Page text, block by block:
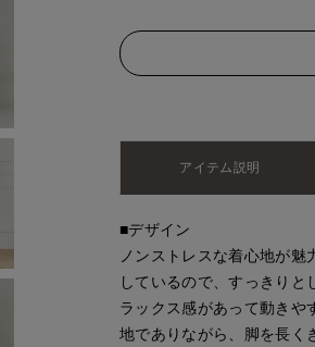
アイテム説明
■デザイン
ノンストレスな着心地が
しているので、すっきりと
ラックス感があって動きや
地でありながら、脚を長く